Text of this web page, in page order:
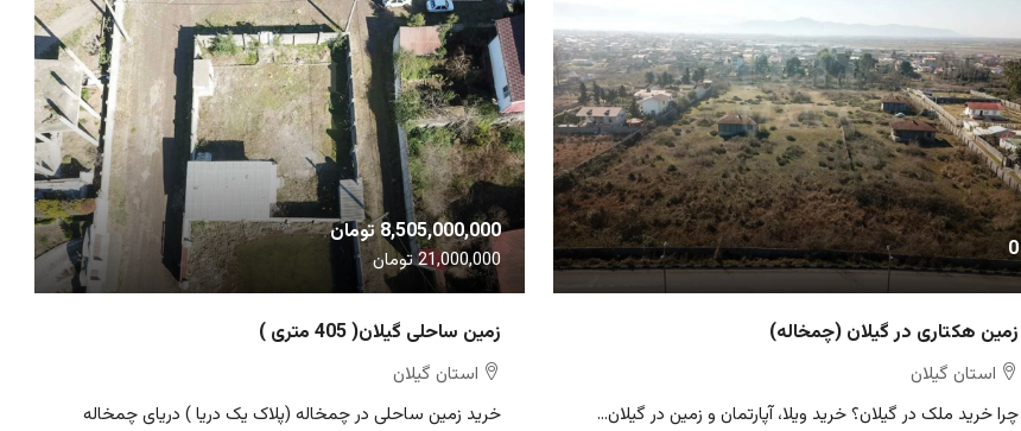
0
زمین هکتاری در گیلان (چمخاله)
استان گیلان
چرا خرید ملک در گیلان؟ خرید ویلا، آپارتمان و زمین در گیلان...
8,505,000,000 تومان
21,000,000 تومان
زمین ساحلی گیلان( 405 متری )
استان گیلان
خرید زمین ساحلی در چمخاله (پلاک یک دریا ) دریای چمخاله